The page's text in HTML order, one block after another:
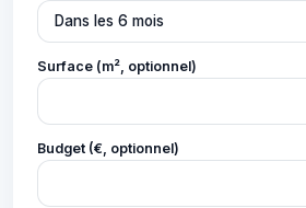
Surface (m², optionnel)
Budget (€, optionnel)